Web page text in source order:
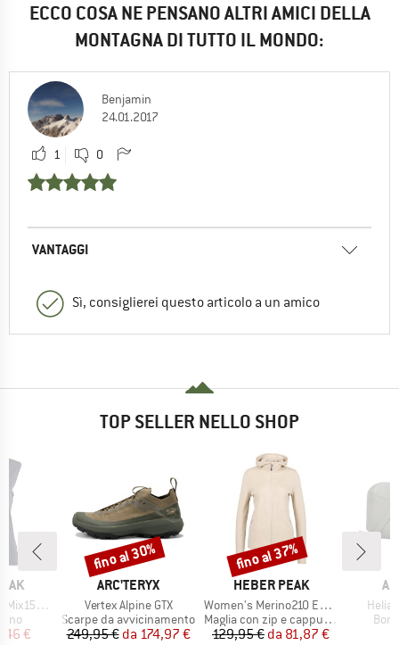
ECCO COSA NE PENSANO ALTRI AMICI DELLA
MONTAGNA DI TUTTO IL MONDO:
Benjamin
24.01.2017
1 0
VANTAGGI
Sì, consiglierei questo articolo a un amico
TOP SELLER NELLO SHOP
Loose Tank
ridotto
€
MARCHIO
ARC'TERYX
Articolo
Vertex Alpine GTX
Gruppo di prodotti
Scarpe da avvicinamento
Prezzo
249,95 € Prezzo ridotto
da 174,97 €
Sconto
fino al 30%
MARCHIO
HEBER PEAK
Articolo
Women's Merino210 EvergreenHe. Zip Hoody
Gruppo di prodotti
Maglia con zip e cappuccio
Prezzo
129,95 € Prezzo ridotto
da 81,87 €
Sconto
fino al 37%